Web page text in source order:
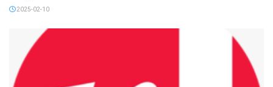
2025-02-10